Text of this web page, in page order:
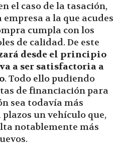
el caso de la tasación,
a la que acudes
cumpla con los
de calidad. De este
desde el principio
a ser satisfactoria a
. Todo ello pudiendo
de financiación para
sea todavía más
plazos un vehículo que,
notablemente más